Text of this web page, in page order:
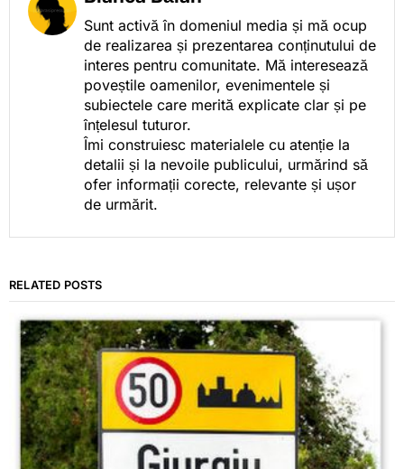
Sunt activă în domeniul media și mă ocup
de realizarea și prezentarea conținutului de
interes pentru comunitate. Mă interesează
poveștile oamenilor, evenimentele și
subiectele care merită explicate clar și pe
înțelesul tuturor.
Îmi construiesc materialele cu atenție la
detalii și la nevoile publicului, urmărind să
ofer informații corecte, relevante și ușor
de urmărit.
RELATED POSTS